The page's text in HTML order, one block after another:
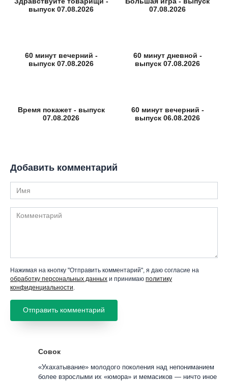
выпуск 07.08.2026
07.08.2026
60 минут вечерний -
выпуск 07.08.2026
60 минут дневной -
выпуск 07.08.2026
Время покажет - выпуск
07.08.2026
60 минут вечерний -
выпуск 06.08.2026
Добавить комментарий
Имя
Комментарий
Нажимая на кнопку "Отправить комментарий", я даю согласие на
обработку персональных данных и принимаю политику
конфиденциальности
Совок
«Ухахатывание» молодого поколения над непониманием
более взрослыми их «юмора» и мемасиков — ничто иное